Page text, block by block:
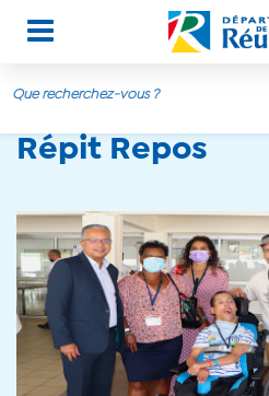
Aller au contenu principal
Répit Repos